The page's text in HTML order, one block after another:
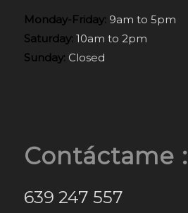
Monday-Friday: 9am to 5pm
Saturday: 10am to 2pm
Sunday: Closed
Contáctame :
639 247 557